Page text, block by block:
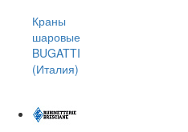
Краны
шаровые
BUGATTI
(Италия)